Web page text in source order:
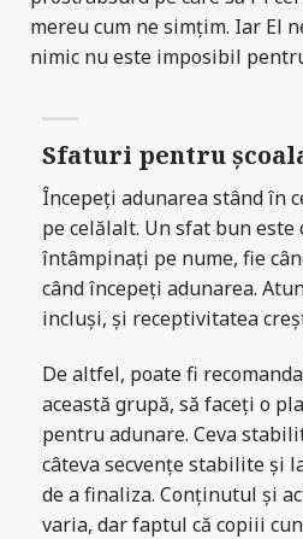
mereu cum ne simțim. Iar El
nimic nu este imposibil
Sfaturi pentru
Începeți adunarea stând în
pe celălalt. Un sfat bun
întâmpinați pe nume, fie
când începeți adunarea.
incluși, și receptivitatea
De altfel, poate fi
această grupă, să faceți o
pentru adunare. Ceva
câteva secvențe stabilite și
de a finaliza. Conținutul și
varia, dar faptul că copiii